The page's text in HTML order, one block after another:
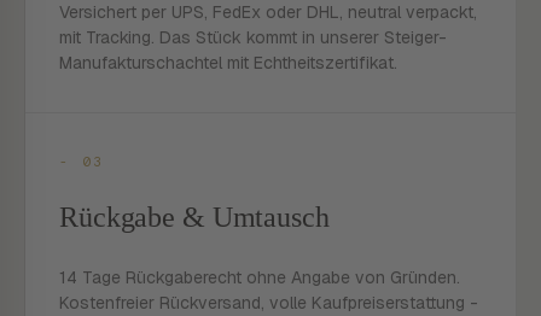
Versichert per UPS, FedEx oder DHL, neutral verpackt,
mit Tracking. Das Stück kommt in unserer Steiger-
Manufakturschachtel mit Echtheitszertifikat.
- 03
Rückgabe & Umtausch
14 Tage Rückgaberecht ohne Angabe von Gründen.
Kostenfreier Rückversand, volle Kaufpreiserstattung -